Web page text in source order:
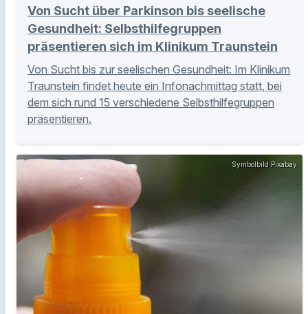
Von Sucht über Parkinson bis seelische
Gesundheit: Selbsthilfegruppen
präsentieren sich im Klinikum Traunstein
Von Sucht bis zur seelischen Gesundheit: Im Klinikum
Traunstein findet heute ein Infonachmittag statt, bei
dem sich rund 15 verschiedene Selbsthilfegruppen
präsentieren.
Symbolbild Pixabay